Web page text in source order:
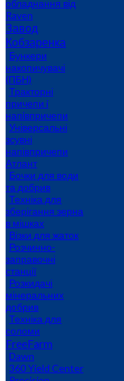
обладнання від
Raven
Завод
Кобзаренка
Бункери
накопичувачі
(ПБН)
Тракторні
причепи i
напiвпричепи
Універсальні
зсувні
напівпричепи
Атлант
Бочки для води
та добрив
Техніка для
зберігання зерна
в мішках
Візки для жаток
Розчинно-
заправочні
станції
Розкидачі
мінеральних
добрив
Техніка для
соломи
FreeFarm
Dawn
360 Yield Center